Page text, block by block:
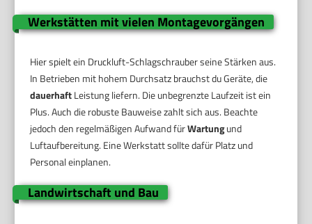
Werkstätten mit vielen Montagevorgängen
Hier spielt ein Druckluft-Schlagschrauber seine Stärken aus.
In Betrieben mit hohem Durchsatz brauchst du Geräte, die
dauerhaftLeistung liefern. Die unbegrenzte Laufzeit ist ein
Plus. Auch die robuste Bauweise zahlt sich aus. Beachte
jedoch den regelmäßigen Aufwand fürWartungund
Luftaufbereitung. Eine Werkstatt sollte dafür Platz und
Personal einplanen.
Landwirtschaft und Bau